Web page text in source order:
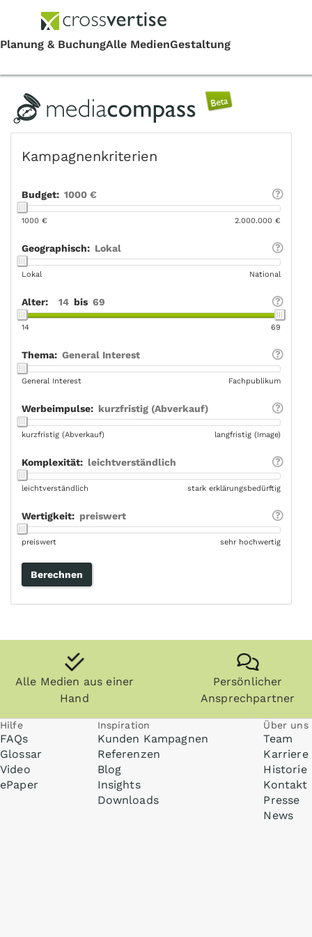
Kampagnenkriterien
Budget: 1000 €
1000 € 2.000.000 €
Geographisch: Lokal
Lokal National
Alter: 14 bis 69
14 69
Thema: General Interest
General Interest Fachpublikum
Werbeimpulse: kurzfristig (Abverkauf)
kurzfristig (Abverkauf) langfristig (Image)
Komplexität: leichtverständlich
leichtverständlich stark erklärungsbedürftig
Wertigkeit: preiswert
preiswert sehr hochwertig
Alle Medien aus einer
Hand
Persönlicher
Ansprechpartner
Hilfe
FAQs
Glossar
Video
ePaper
Inspiration
Kunden Kampagnen
Referenzen
Blog
Insights
Downloads
Über uns
Team
Karriere
Historie
Kontakt
Presse
News